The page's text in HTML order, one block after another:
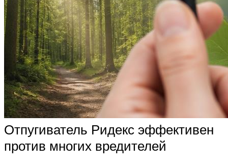
Отпугиватель Ридекс эффективен
против многих вредителей